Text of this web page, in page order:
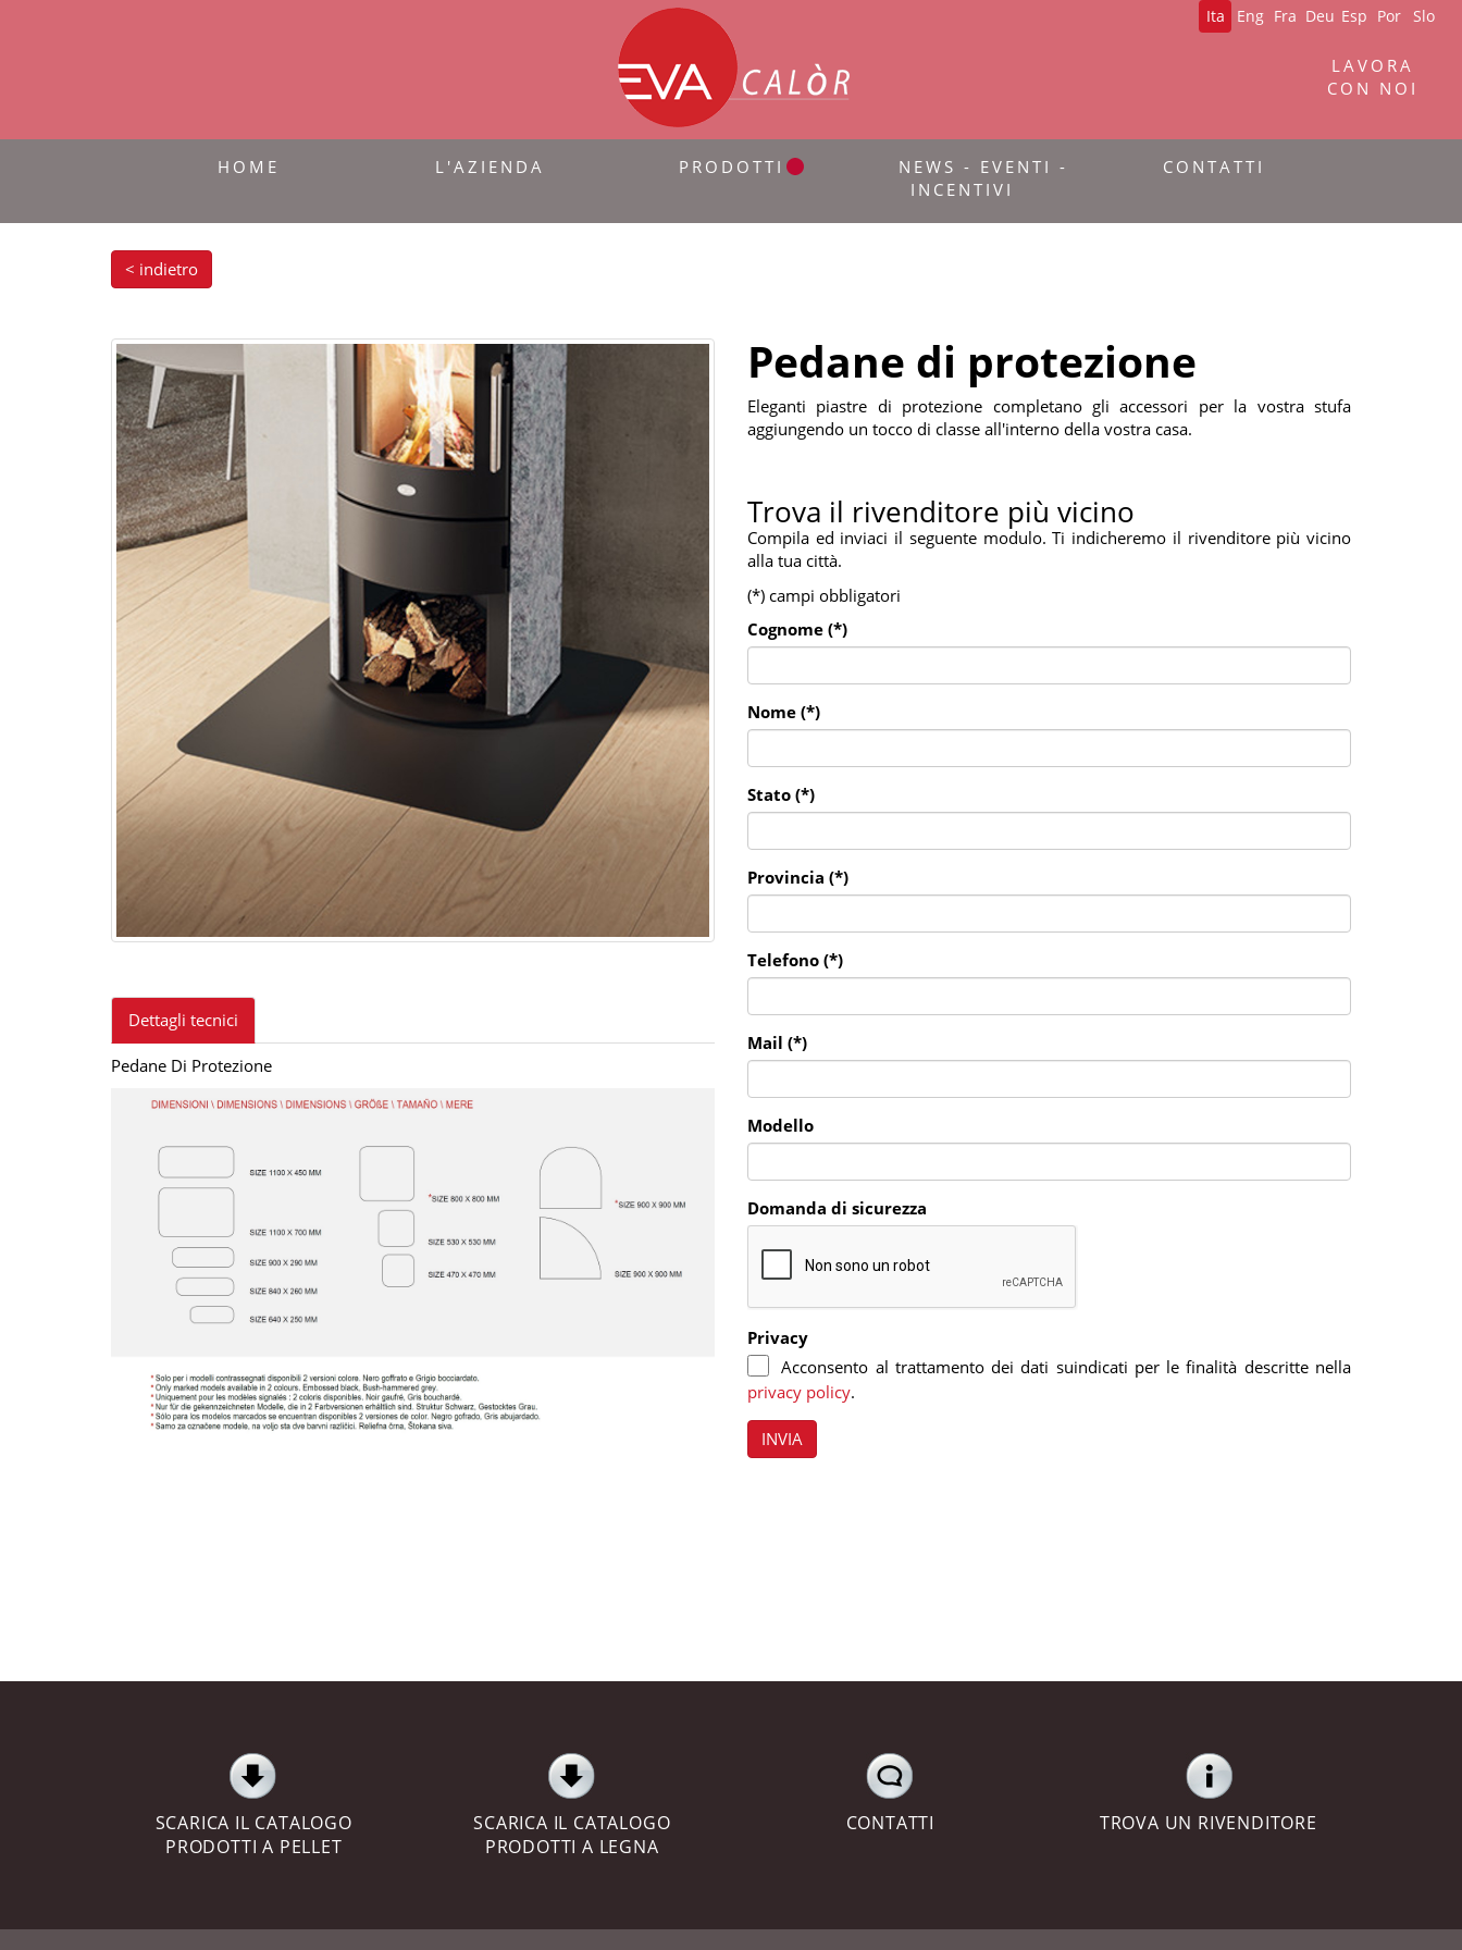
Ita Eng Fra Deu Esp Por Slo
LAVORA
CON NOI
HOME L'AZIENDA PRODOTTI
NEWS - EVENTI -
INCENTIVI
CONTATTI
< indietro
Dettagli tecnici
Pedane Di Protezione
Pedane di protezione
Eleganti piastre di protezione completano gli accessori per la vostra stufa
aggiungendo un tocco di classe all'interno della vostra casa.
Trova il rivenditore più vicino
Compila ed inviaci il seguente modulo. Ti indicheremo il rivenditore più vicino
alla tua città.
(*) campi obbligatori
Cognome (*)
Nome (*)
Stato (*)
Provincia (*)
Telefono (*)
Mail (*)
Modello
Domanda di sicurezza
Privacy
Acconsento al trattamento dei dati suindicati per le finalità descritte nella
privacy policy.
INVIA
SCARICA IL CATALOGO
PRODOTTI A PELLET
SCARICA IL CATALOGO
PRODOTTI A LEGNA
CONTATTI TROVA UN RIVENDITORE